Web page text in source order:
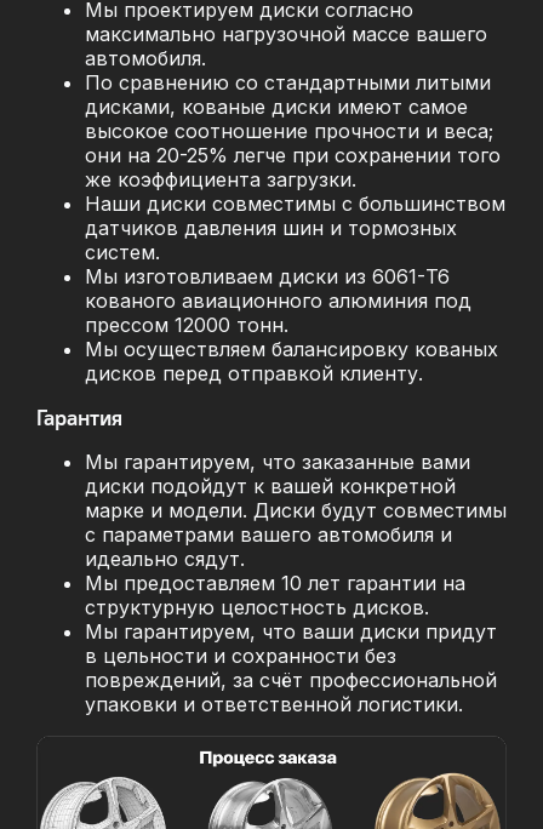
Мы проектируем диски согласно
максимально нагрузочной массе вашего
автомобиля.
По сравнению со стандартными литыми
дисками, кованые диски имеют самое
высокое соотношение прочности и веса;
они на 20-25% легче при сохранении того
же коэффициента загрузки.
Наши диски совместимы с большинством
датчиков давления шин и тормозных
систем.
Мы изготовливаем диски из 6061-T6
кованого авиационного алюминия под
прессом 12000 тонн.
Мы осуществляем балансировку кованых
дисков перед отправкой клиенту.
Гарантия
Мы гарантируем, что заказанные вами
диски подойдут к вашей конкретной
марке и модели. Диски будут совместимы
с параметрами вашего автомобиля и
идеально сядут.
Мы предоставляем 10 лет гарантии на
структурную целостность дисков.
Мы гарантируем, что ваши диски придут
в цельности и сохранности без
повреждений, за счёт профессиональной
упаковки и ответственной логистики.